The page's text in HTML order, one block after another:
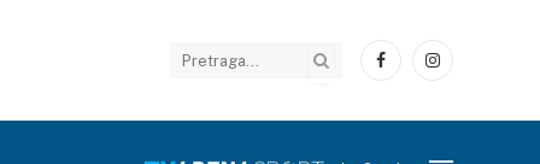
FacebookInstagram